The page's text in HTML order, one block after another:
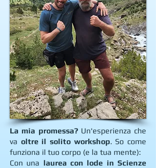
La mia promessa? Un'esperienza che
va oltre il solito workshop. So come
funziona il tuo corpo (e la tua mente):
Con una laurea con lode in Scienze